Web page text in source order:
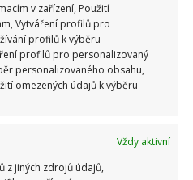
v zařízení, Použití
Vytváření profilů pro
profilů k výběru
profilů pro personalizovaný
personalizovaného obsahu,
omezených údajů k výběru
Vždy aktivní
z jiných zdrojů údajů,